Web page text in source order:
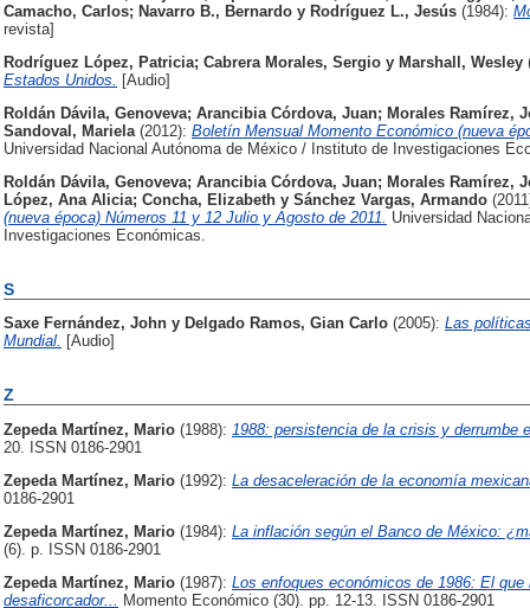
Camacho, Carlos; Navarro B., Bernardo y Rodríguez L., Jesús (1984):
revista]
Rodríguez López, Patricia; Cabrera Morales, Sergio y Marshall, Wesley
Estados Unidos. [Audio]
Roldán Dávila, Genoveva; Arancibia Córdova, Juan; Morales Ramírez,
Sandoval, Mariela (2012): Boletín Mensual Momento Económico (nueva
Universidad Nacional Autónoma de México / Instituto de Investigaciones
Roldán Dávila, Genoveva; Arancibia Córdova, Juan; Morales Ramírez,
López, Ana Alicia; Concha, Elizabeth y Sánchez Vargas, Armando
(nueva época) Números 11 y 12 Julio y Agosto de 2011.
Universidad
Investigaciones Económicas.
S
Saxe Fernández, John y Delgado Ramos, Gian Carlo (2005): Las
Mundial. [Audio]
Z
Zepeda Martínez, Mario (1988): 1988: persistencia de la crisis y derrumbe
20. ISSN 0186-2901
Zepeda Martínez, Mario (1992): La desaceleración de la economía
0186-2901
Zepeda Martínez, Mario (1984): La inflación según el Banco de México:
(6). p. ISSN 0186-2901
Zepeda Martínez, Mario (1987): Los enfoques económicos de 1986: El
desaficorcador...
Momento Económico (30). pp. 12-13. ISSN 0186-2901